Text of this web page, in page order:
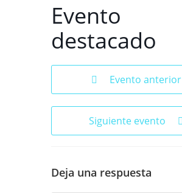
Evento
destacado
Evento anterior
Siguiente evento
Deja una respuesta